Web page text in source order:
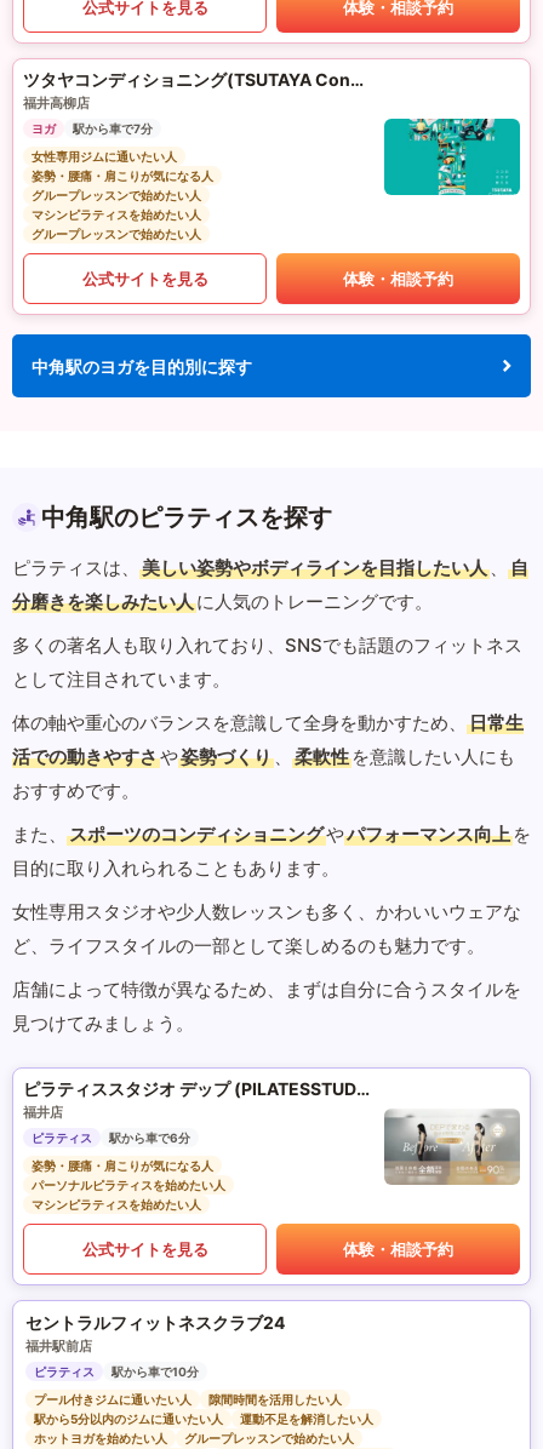
公式サイトを見る 体験・相談予約
ツタヤコンディショニング(TSUTAYA Conditioning)PILATES
福井高柳店
ヨガ
駅から車で7分
女性専用ジムに通いたい人
姿勢・腰痛・肩こりが気になる人
グループレッスンで始めたい人
マシンピラティスを始めたい人
グループレッスンで始めたい人
公式サイトを見る 体験・相談予約
中角駅のヨガを目的別に探す
中角駅のピラティスを探す
ピラティスは、 美しい姿勢やボディラインを目指したい人 、
自
分磨きを楽しみたい人に人気のトレーニングです。
多くの著名人も取り入れており、SNSでも話題のフィットネス
として注目されています。
体の軸や重心のバランスを意識して全身を動かすため、
日常生
活での動きやすさや姿勢づくり 、 柔軟性 を意識したい人にも
おすすめです。
また、
スポーツのコンディショニングやパフォーマンス向上 を
目的に取り入れられることもあります。
女性専用スタジオや少人数レッスンも多く、かわいいウェアな
ど、ライフスタイルの一部として楽しめるのも魅力です。
店舗によって特徴が異なるため、まずは自分に合うスタイルを
見つけてみましょう。
ピラティススタジオ デップ (PILATESSTUDIO DEP)
福井店
ピラティス
駅から車で6分
姿勢・腰痛・肩こりが気になる人
パーソナルピラティスを始めたい人
マシンピラティスを始めたい人
公式サイトを見る 体験・相談予約
セントラルフィットネスクラブ24
福井駅前店
ピラティス
駅から車で10分
プール付きジムに通いたい人
隙間時間を活用したい人
駅から5分以内のジムに通いたい人
運動不足を解消したい人
ホットヨガを始めたい人
グループレッスンで始めたい人